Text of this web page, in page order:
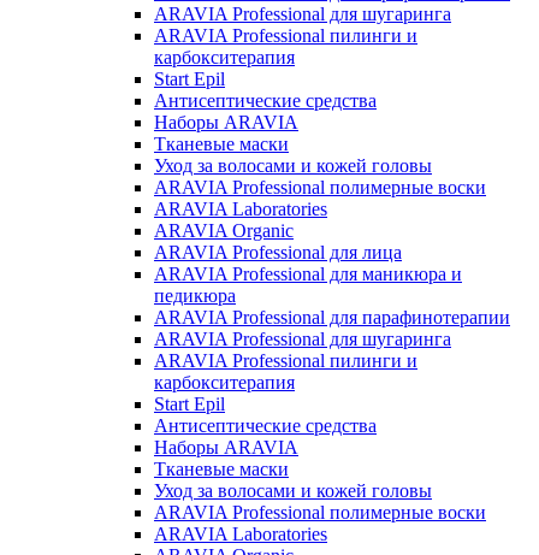
ARAVIA Professional для шугаринга
ARAVIA Professional пилинги и
карбокситерапия
Start Epil
Антисептические средства
Наборы ARAVIA
Тканевые маски
Уход за волосами и кожей головы
ARAVIA Professional полимерные воски
ARAVIA Laboratories
ARAVIA Organic
ARAVIA Professional для лица
ARAVIA Professional для маникюра и
педикюра
ARAVIA Professional для парафинотерапии
ARAVIA Professional для шугаринга
ARAVIA Professional пилинги и
карбокситерапия
Start Epil
Антисептические средства
Наборы ARAVIA
Тканевые маски
Уход за волосами и кожей головы
ARAVIA Professional полимерные воски
ARAVIA Laboratories